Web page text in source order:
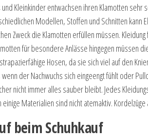
Kleinkinder entwachsen ihren Klamotten sehr
Modellen, Stoffen und Schnitten
Zweck die Klamotten erfüllen müssen.
für besondere Anlässe hingegen müssen
Hosen, da sie sich viel auf den
der Nachwuchs sich eingeengt fühlt oder
nicht immer alles sauber bleibt. Jedes
Materialien sind nicht atemaktiv.
beim Schuhkauf